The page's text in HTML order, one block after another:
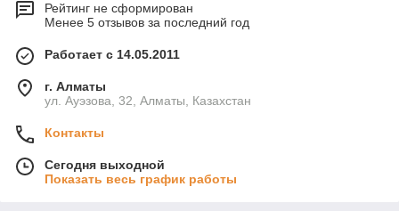
Рейтинг не сформирован
Менее 5 отзывов за последний год
Работает с 14.05.2011
г. Алматы
ул. Ауэзова, 32, Алматы, Казахстан
Контакты
Сегодня выходной
Показать весь график работы